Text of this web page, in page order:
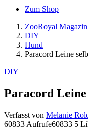
Zum Shop
ZooRoyal Magazin
DIY
Hund
Paracord Leine
DIY
Paracord
Verfasst von Melanie
60833 Aufrufe60833 5